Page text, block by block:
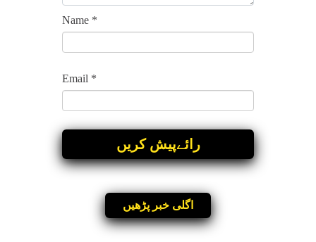
Name *
Email *
اگلی خبر پڑھیں